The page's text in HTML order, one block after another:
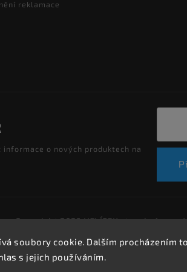
soubory cookie. Dalším procházením
s jejich používáním.
reklamace
o nových produktech na
Copyright 2026HELÍSEK stavební s.r.o..
Upravit nastavení
Vytvořil